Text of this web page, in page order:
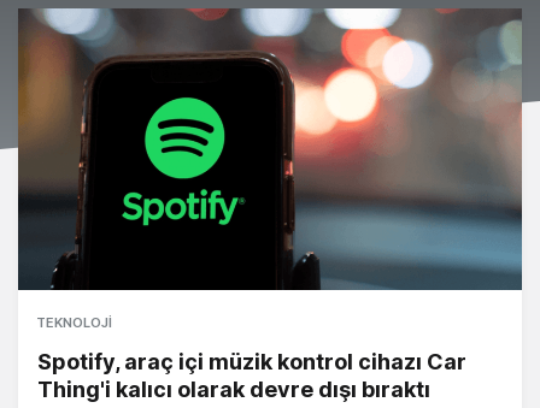
TEKNOLOJI
Spotify, araç içi müzik kontrol cihazı Car
Thing'i kalıcı olarak devre dışı bıraktı